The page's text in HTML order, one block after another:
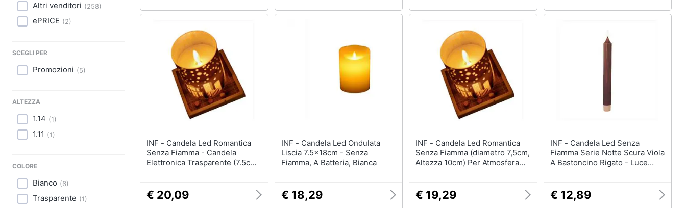
Casalinghi
Libri, cd e dvd
Promozioni
Vedi tutti Vedi tutti Vedi tutti Vedi tutti
Lavanderia
Portabiancheria
Lavatoio
Mobili lavanderia
Armadio portascope
Altri venditori (258)
ePRICE (2)
SCEGLI PER
Promozioni (5)
ALTEZZA
1.14 (1)
1.11 (1)
COLORE
Bianco (6)
Trasparente (1)
INF - Candela Led Romantica
Senza Fiamma - Candela
Elettronica Trasparente (7.5cm
€ 20,09
INF - Candela Led Ondulata
Liscia 7.5x18cm - Senza
Fiamma, A Batteria, Bianca
€ 18,29
INF - Candela Led Romantica
Senza Fiamma (diametro 7,5cm,
Altezza 10cm) Per Atmosfera
€ 19,29
INF - Candela Led Senza
Fiamma Serie Notte Scura Viola
A Bastoncino Rigato - Luce
€ 12,89